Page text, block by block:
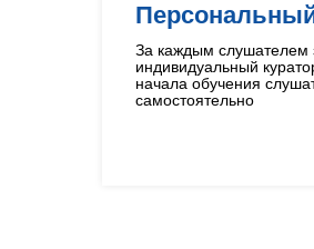
За каждым слушателем
индивидуальный
начала обучения
самостоятельно